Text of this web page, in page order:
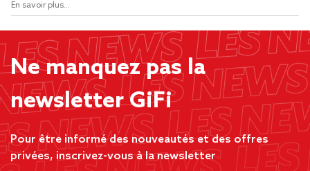
En savoir plus...
Ne manquez pas la
newsletter GiFi
Pour être informé des nouveautés et des offres
privées, inscrivez-vous à la newsletter